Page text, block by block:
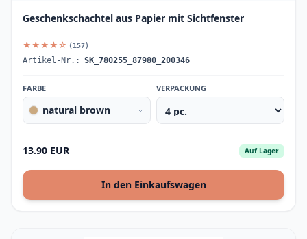
Geschenkschachtel aus Papier mit Sichtfenster
★★★★☆ (157)
Artikel-Nr.: SK_780255_87980_200346
FARBE
natural brown
VERPACKUNG
13.90 EUR Auf Lager
In den Einkaufswagen